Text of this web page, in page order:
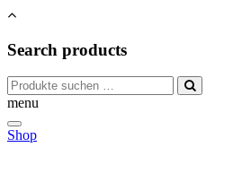
Search products
Suchen
nach:
menu
Shop